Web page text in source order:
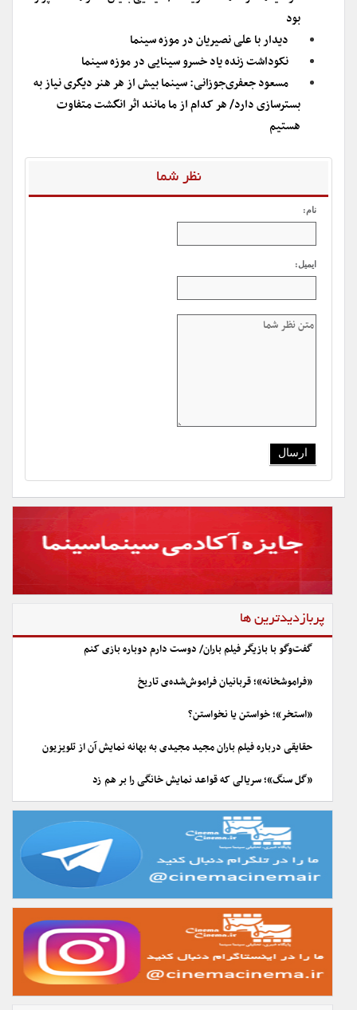
بود
دیدار با علی نصیریان در موزه سینما
نکوداشت زنده یاد خسرو سینایی در موزه سینما
مسعود جعفری‌جوزانی: سینما بیش از هر هنر دیگری نیاز به
بسترسازی دارد/ هر کدام از ما مانند اثر انگشت متفاوت
هستیم
نظر شما
نام:
ایمیل:
پربازدیدترین ها
گفت‌وگو با بازیگر فیلم باران/ دوست دارم دوباره بازی کنم
«فراموشخانه»؛ قربانیان فراموش‌شده‌ی تاریخ
«استخر»؛ خواستن یا نخواستن؟
حقایقی درباره فیلم باران مجید مجیدی به بهانه نمایش آن از تلویزیون
«گل سنگ»؛ سریالی که قواعد نمایش خانگی را بر هم زد